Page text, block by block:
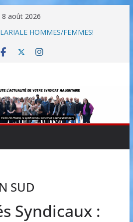
8 août 2026
HOMMES/FEMMES!
présent sur vos réseaux préférés!
SUD
Syndicaux :